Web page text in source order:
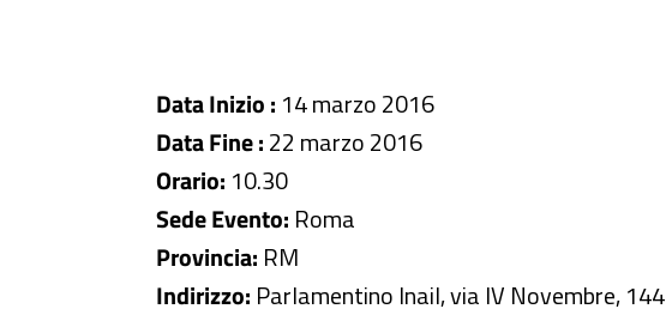
Data Inizio : 14 marzo 2016
Data Fine :22 marzo 2016
Orario: 10.30
Sede Evento: Roma
Provincia: RM
Indirizzo: Parlamentino Inail, via IV Novembre, 144